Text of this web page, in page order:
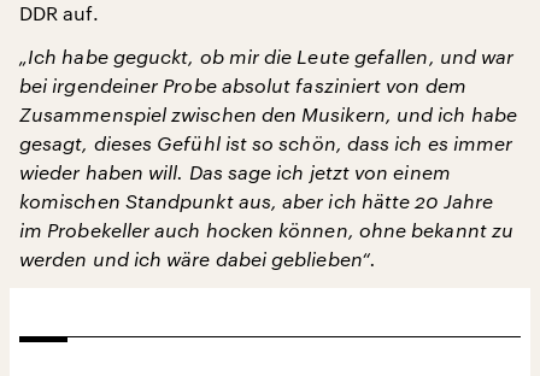
DDR auf.
„Ich habe geguckt, ob mir die Leute gefallen, und war
bei irgendeiner Probe absolut fasziniert von dem
Zusammenspiel zwischen den Musikern, und ich habe
gesagt, dieses Gefühl ist so schön, dass ich es immer
wieder haben will. Das sage ich jetzt von einem
komischen Standpunkt aus, aber ich hätte 20 Jahre
im Probekeller auch hocken können, ohne bekannt zu
werden und ich wäre dabei geblieben“.